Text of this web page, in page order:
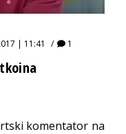
| 11:41 1
komentator na